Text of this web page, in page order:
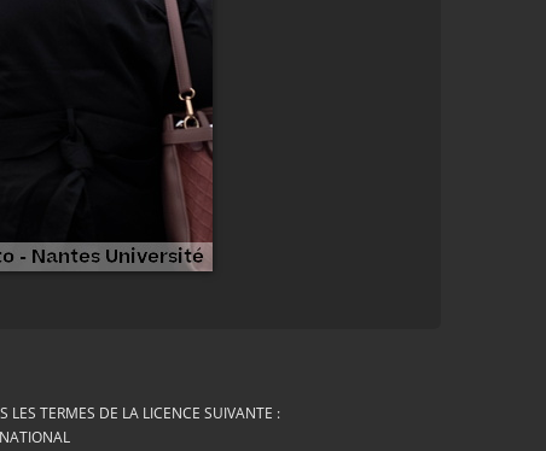
LES TERMES DE LA LICENCE SUIVANTE :